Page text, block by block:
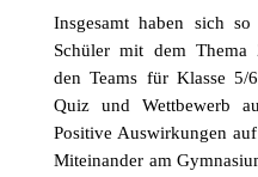
Insgesamt haben sich
Schüler mit dem Thema
den Teams für Klasse 5/
Quiz und Wettbewerb
Positive Auswirkungen
Miteinander am